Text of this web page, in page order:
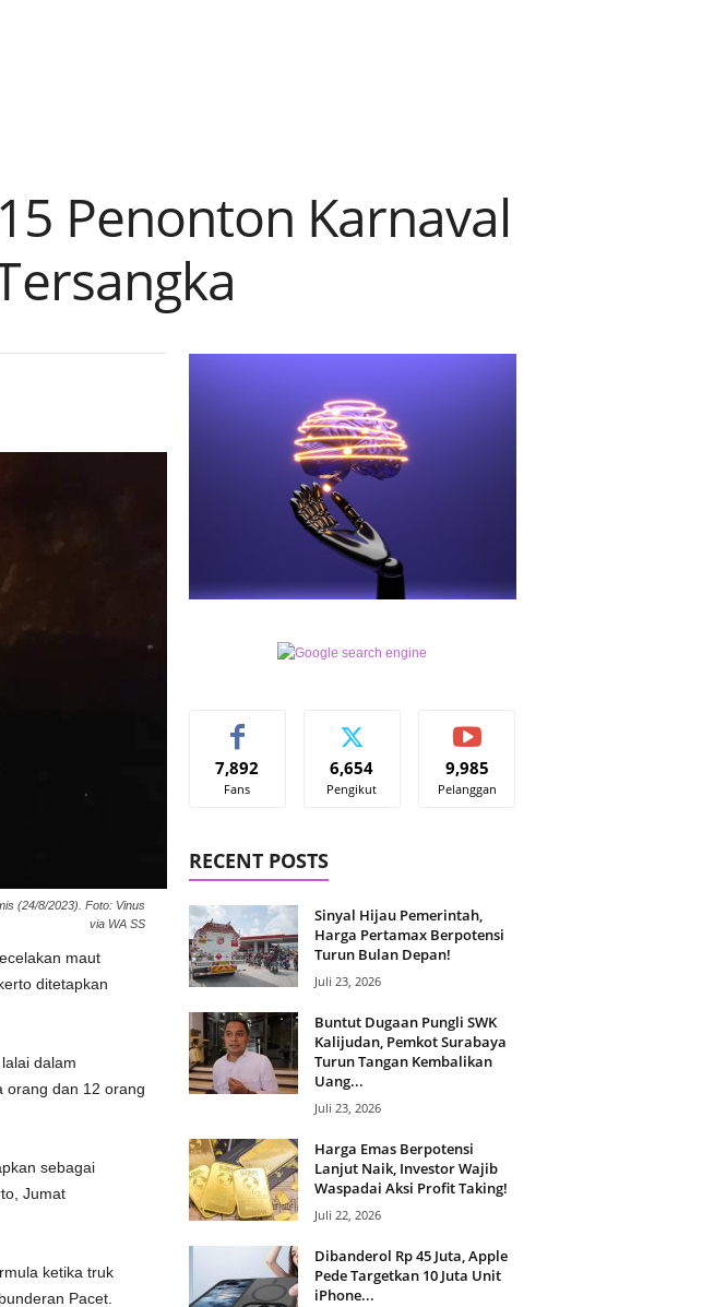
Penonton Karnaval
(24/8/2023). Foto: Vinus
via WA SS
maut
ditetapkan
dalam
orang dan 12 orang
sebagai
Jumat
ketika truk
Pacet.
7,892
Fans
6,654
Pengikut
9,985
Pelanggan
RECENT POSTS
Sinyal Hijau Pemerintah,
Harga Pertamax Berpotensi
Turun Bulan Depan!
Juli 23, 2026
Buntut Dugaan Pungli SWK
Kalijudan, Pemkot Surabaya
Turun Tangan Kembalikan
Uang...
Juli 23, 2026
Harga Emas Berpotensi
Lanjut Naik, Investor Wajib
Waspadai Aksi Profit Taking!
Juli 22, 2026
Dibanderol Rp 45 Juta, Apple
Pede Targetkan 10 Juta Unit
iPhone...